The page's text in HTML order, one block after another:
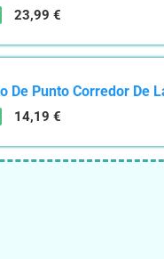
23,99 €
De Punto Corredor De
14,19 €